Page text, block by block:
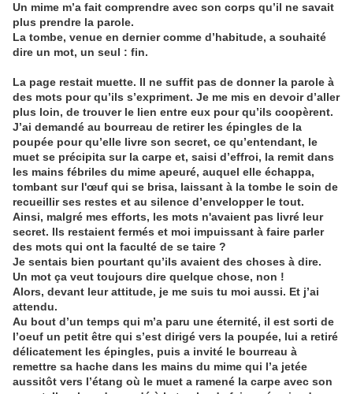
Un mime m’a fait comprendre avec son corps qu’il ne savait
plus prendre la parole.
La tombe, venue en dernier comme d’habitude, a souhaité
dire un mot, un seul : fin.
La page restait muette. Il ne suffit pas de donner la parole à
des mots pour qu’ils s’expriment. Je me mis en devoir d’aller
plus loin, de trouver le lien entre eux pour qu’ils coopèrent.
J’ai demandé au bourreau de retirer les épingles de la
poupée pour qu’elle livre son secret, ce qu’entendant, le
muet se précipita sur la carpe et, saisi d’effroi, la remit dans
les mains fébriles du mime apeuré, auquel elle échappa,
tombant sur l'œuf qui se brisa, laissant à la tombe le soin de
recueillir ses restes et au silence d’envelopper le tout.
Ainsi, malgré mes efforts, les mots n'avaient pas livré leur
secret. Ils restaient fermés et moi impuissant à faire parler
des mots qui ont la faculté de se taire ?
Je sentais bien pourtant qu’ils avaient des choses à dire.
Un mot ça veut toujours dire quelque chose, non !
Alors, devant leur attitude, je me suis tu moi aussi. Et j’ai
attendu.
Au bout d’un temps qui m’a paru une éternité, il est sorti de
l’oeuf un petit être qui s’est dirigé vers la poupée, lui a retiré
délicatement les épingles, puis a invité le bourreau à
remettre sa hache dans les mains du mime qui l’a jetée
aussitôt vers l’étang où le muet a ramené la carpe avec son